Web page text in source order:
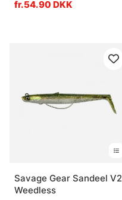
fr.54.90 DKK
Savage Gear Sandeel V2
Weedless